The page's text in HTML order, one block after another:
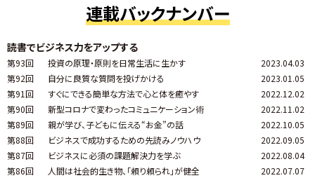
連載バックナンバー
読書でビジネス力をアップする
第93回 投資の原理・原則を日常生活に生かす
2023.04.03
第92回
自分に良質な質問を投げかける
2023.01.05
第91回
すぐにできる簡単な方法で心と体を癒やす
2022.12.02
第90回
新型コロナで変わったコミュニケーション術
2022.11.02
第89回
親が学び、子どもに伝える“お金”の話
2022.10.05
第88回
ビジネスで成功するための先読みノウハウ
2022.09.05
第87回
ビジネスに必須の課題解決力を学ぶ
2022.08.04
第86回
人間は社会的生き物、「頼り頼られ」が健全
2022.07.07